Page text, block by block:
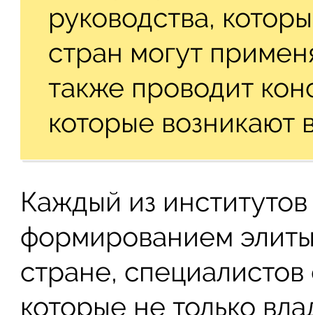
руководства,
стран могут
также проводит
которые возникают
Каждый из
формированием
стране,
которые не только